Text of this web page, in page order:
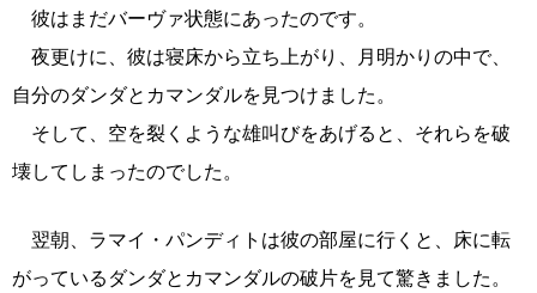
彼はまだバーヴァ状態にあったのです。
夜更けに、彼は寝床から立ち上がり、月明かりの中で、
自分のダンダとカマンダルを見つけました。
そして、空を裂くような雄叫びをあげると、それらを破
壊してしまったのでした。
翌朝、ラマイ・パンディトは彼の部屋に行くと、床に転
がっているダンダとカマンダルの破片を見て驚きました。